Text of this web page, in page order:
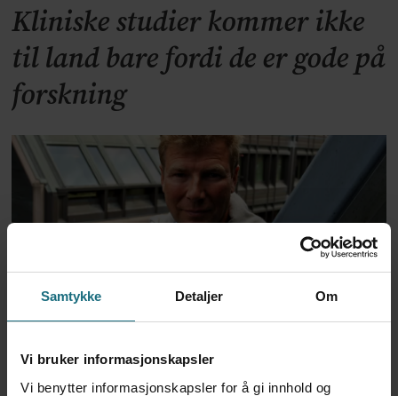
Samtykke Detaljer Om
Vi bruker informasjonskapsler
Vi benytter informasjonskapsler for å gi innhold og
Kliniske studier kommer ikke
til land bare fordi de er gode på
forskning
Foretaksreformen må vurderes
i pasientenes perspektiv